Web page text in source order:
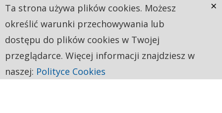
Ta strona używa plików cookies. Możesz
określić warunki przechowywania lub
dostępu do plików cookies w Twojej
przeglądarce. Więcej informacji znajdziesz w
naszej: Polityce Cookies
×